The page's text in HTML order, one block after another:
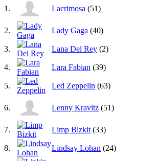
1. Lacrimosa (51)
2. Lady Gaga (40)
3. Lana Del Rey (2)
4. Lara Fabian (39)
5. Led Zeppelin (63)
6. Lenny Kravitz (51)
7. Limp Bizkit (33)
8. Lindsay Lohan (24)